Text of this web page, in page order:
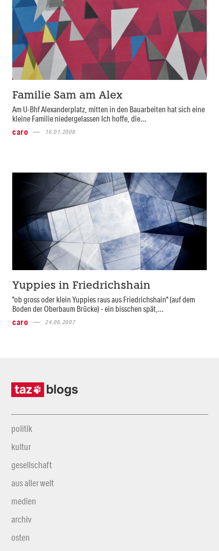
Familie Sam am Alex
Am U-Bhf Alexanderplatz, mitten in den Bauarbeiten hat sich eine
kleine Familie niedergelassen Ich hoffe, die...
caro
16.01.2008
Yuppies in Friedrichshain
"ob gross oder klein Yuppies raus aus Friedrichshain" (auf dem
Boden der Oberbaum Brücke) - ein bisschen spät,...
caro
24.06.2007
politik
kultur
gesellschaft
aus aller welt
medien
archiv
osten